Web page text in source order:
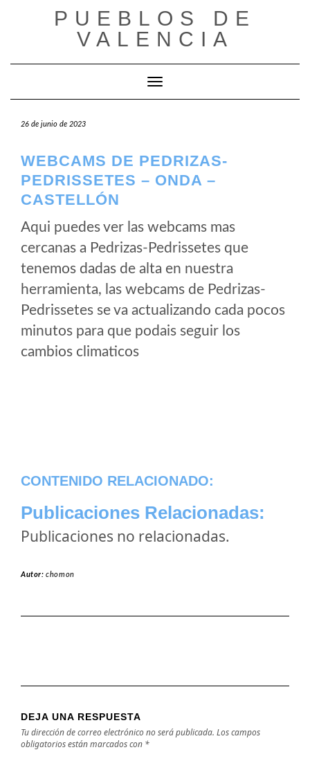
PUEBLOS DE
VALENCIA
Cambiar modo de navegación
26 de junio de 2023
WEBCAMS DE PEDRIZAS-
PEDRISSETES – ONDA –
CASTELLÓN
Aqui puedes ver las webcams mas
cercanas a Pedrizas-Pedrissetes que
tenemos dadas de alta en nuestra
herramienta, las webcams de Pedrizas-
Pedrissetes se va actualizando cada pocos
minutos para que podais seguir los
cambios climaticos
CONTENIDO RELACIONADO:
Publicaciones Relacionadas:
Publicaciones no relacionadas.
Autor:chomon
DEJA UNA RESPUESTA
Tu dirección de correo electrónico no será publicada. Los campos
obligatorios están marcados con *